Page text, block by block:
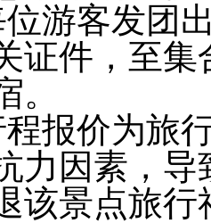
位游客发团
证件，至
。
报价为旅
力因素，
该景点旅